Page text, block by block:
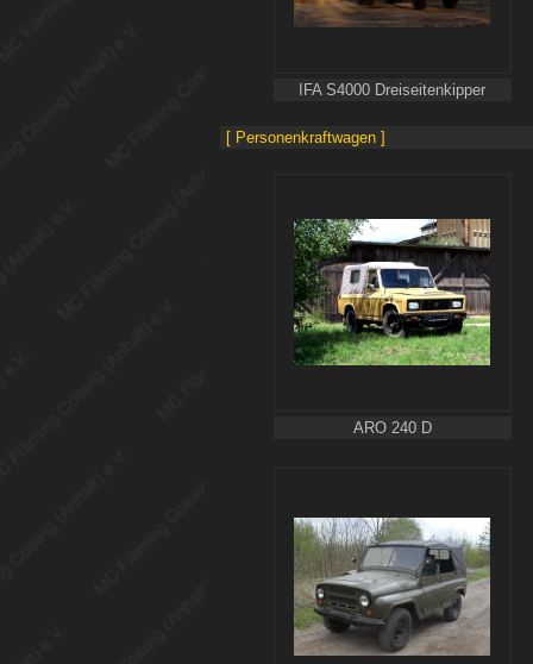
IFA S4000 Dreiseitenkipper
[ Personenkraftwagen ]
ARO 240 D